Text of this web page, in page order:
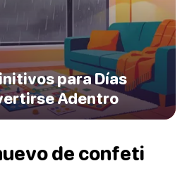
para Días
Adentro
de confeti